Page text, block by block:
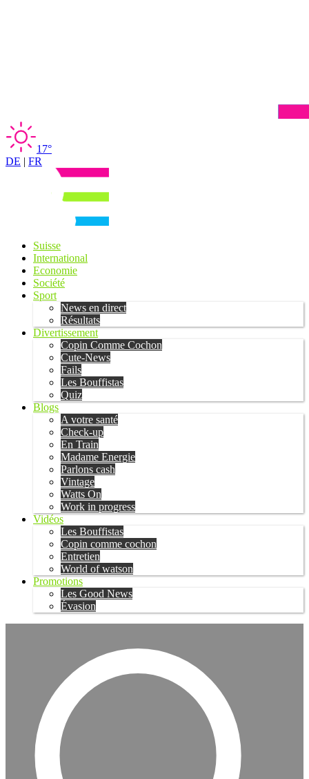
17°
DE | FR
Suisse
International
Economie
Société
Sport
News en direct
Résultats
Divertissement
Copin Comme Cochon
Cute-News
Fails
Les Bouffistas
Quiz
Blogs
A votre santé
Check-up
En Train
Madame Energie
Parlons cash
Vintage
Watts On
Work in progress
Vidéos
Les Bouffistas
Copin comme cochon
Entretien
World of watson
Promotions
Les Good News
Évasion